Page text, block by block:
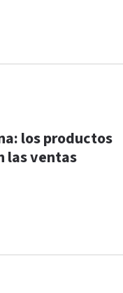
los productos
las ventas